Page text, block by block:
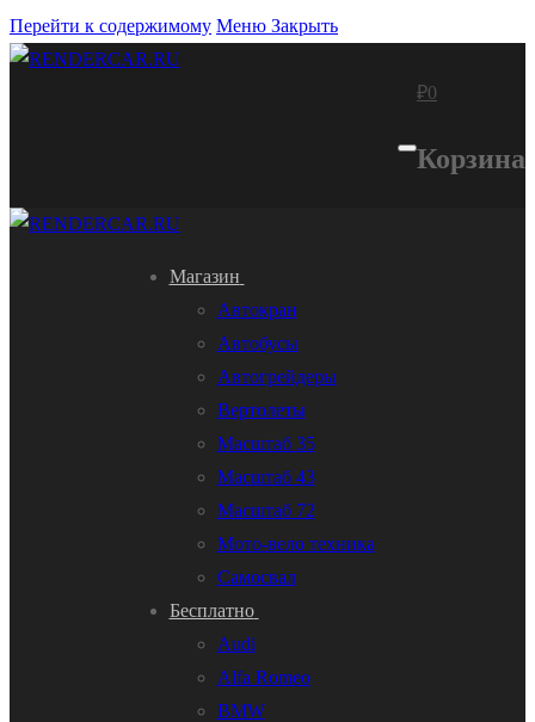
Перейти к содержимому Меню Закрыть
₽0
Корзина
Магазин
Автокран
Автобусы
Автогрейдеры
Вертолеты
Масштаб 35
Масштаб 43
Масштаб 72
Мото-вело техника
Самосвал
Бесплатно
Audi
Alfa Romeo
BMW